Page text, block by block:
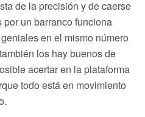
de la precisión y de caerse
por un barranco funciona
en el mismo número
los hay buenos de
acertar en la plataforma
todo está en movimiento